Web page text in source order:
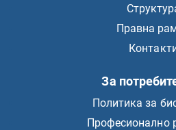
Правна
За
Политика за
Професионално